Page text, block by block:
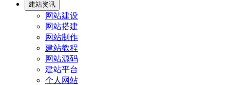
建站资讯
网站建设
网站搭建
网站制作
建站教程
网站源码
建站平台
个人网站